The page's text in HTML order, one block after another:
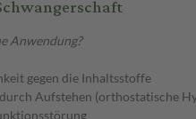
Anwendung?
gegen die Inhaltsstoffe
Aufstehen (orthostatische